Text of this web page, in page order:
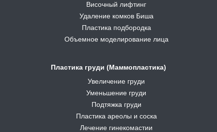
Височный лифтинг
Удаление комков Биша
Пластика подбородка
Объемное моделирование лица
Пластика груди (Маммопластика)
Увеличение груди
Уменьшение груди
Подтяжка груди
Пластика ареолы и соска
Лечение гинекомастии